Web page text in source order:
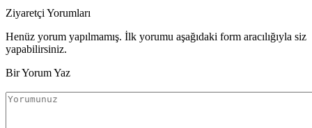
Ziyaretçi Yorumları
Henüz yorum yapılmamış. İlk yorumu aşağıdaki form aracılığıyla siz
yapabilirsiniz.
Bir Yorum Yaz